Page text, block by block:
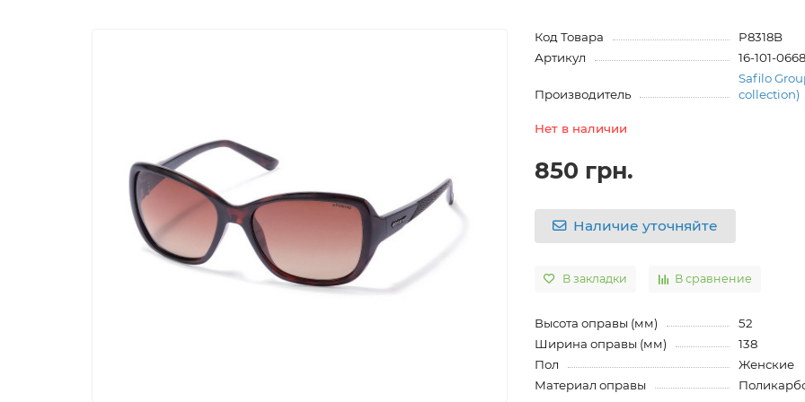
Код Товара
P8318B
Артикул
16-101-0668
Производитель
Safilo
collection)
Нет в наличии
850 грн.
Наличие уточняйте
В закладки В сравнение
Высота оправы (мм)
52
Ширина оправы (мм)
138
Пол
Женские
Материал оправы